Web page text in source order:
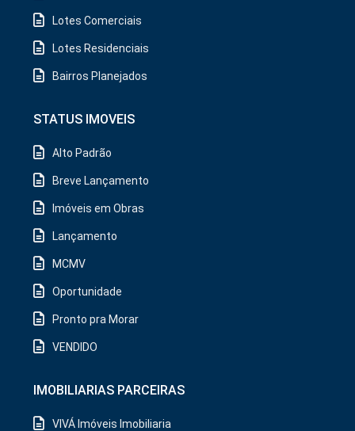
Lotes Comerciais
Lotes Residenciais
Bairros Planejados
STATUS IMOVEIS
Alto Padrão
Breve Lançamento
Imóveis em Obras
Lançamento
MCMV
Oportunidade
Pronto pra Morar
VENDIDO
IMOBILIARIAS PARCEIRAS
VIVÁ Imóveis Imobiliaria